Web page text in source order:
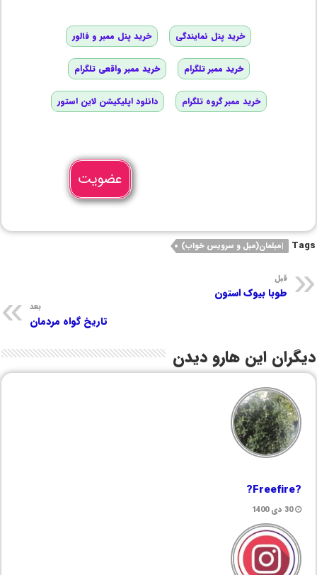
خرید پنل نمایندگی خرید پنل ممبر و فالور
خرید ممبر تلگرام خرید ممبر واقعی تلگرام
خرید ممبر گروه تلگرام دانلود اپلیکیشن لاین استور
عضویت
Tags |مبلمان(مبل و سرویس خواب)
قبل
طوبا بیوک استون
بعد
تاریخ گواه مردمان
دیگران این هارو دیدن
?Freefire?
30 دی 1400